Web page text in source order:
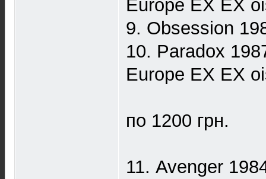
Europe EX EX
9. Obsession
10. Paradox
Europe EX EX
по 1200 грн.
11. Avenger